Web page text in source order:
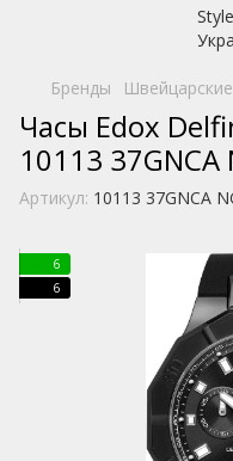
Бренды Швейцарские
Часы Edox
10113 37GNCA
Артикул: 10113 37GNCA
6
6